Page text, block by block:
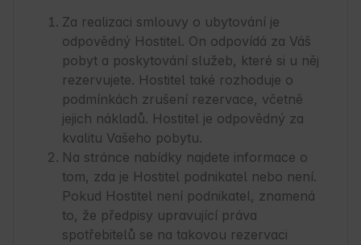
Za realizaci smlouvy o ubytování je
odpovědný Hostitel. On odpovídá za Váš
pobyt a poskytování služeb, které si u něj
rezervujete. Hostitel také rozhoduje o
podmínkách zrušení rezervace, včetně
jejich nákladů. Hostitel je odpovědný za
kvalitu Vašeho pobytu.
Na stránce nabídky najdete informace o
tom, zda je Hostitel podnikatel nebo není.
Pokud Hostitel není podnikatel, znamená
to, že předpisy upravující práva
spotřebitelů se na takovou rezervaci